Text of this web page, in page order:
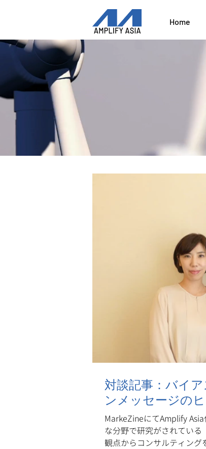
Home
対談記事：バイ
ンメッセージの
MarkeZineにてAmplify
な分野で研究がされている
観点からコンサルティング